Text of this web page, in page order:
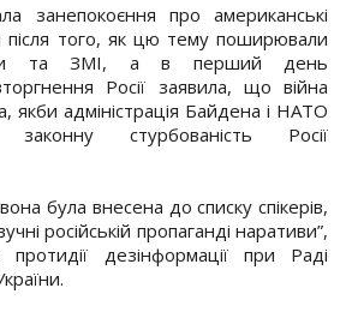
занепокоєння про американські
після того, як цю тему поширювали
та ЗМІ, а в перший день
Росії заявила, що війна
якби адміністрація Байдена і НАТО
стурбованість Росії
була внесена до списку спікерів,
російській пропаганді наративи”,
дезінформації при Раді